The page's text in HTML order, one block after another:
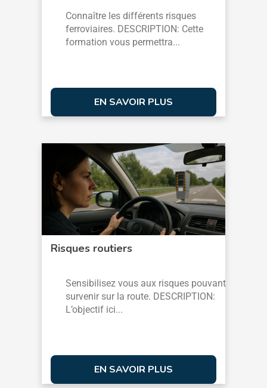
Connaître les différents risques
ferroviaires. DESCRIPTION: Cette
formation vous permettra...
EN SAVOIR PLUS
Risques routiers
Sensibilisez vous aux risques pouvant
survenir sur la route. DESCRIPTION:
L’objectif ici...
EN SAVOIR PLUS